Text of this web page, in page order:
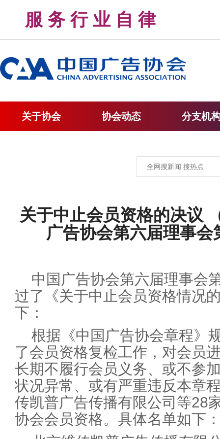
服 务 行 业 自 律
关于协会 协会动态 分支机
关于中止会员资格的决议
广告协会第六届理事
中国广告协会第六届理事会
过了《关于中止会员资格情况
下：
根据《中国广告协会章程》
了会员资格复检工作，对会员
长期不履行会员义务、或不参
状况异常、或有严重违反本章
传凯普广告传播有限公司等28
协会会员资格。具体名单如下